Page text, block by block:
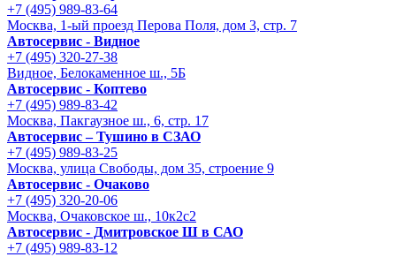
+7 (495) 989-83-64
Москва, 1-ый проезд Перова Поля, дом 3, стр. 7
Автосервис - Видное
+7 (495) 320-27-38
Видное, Белокаменное ш., 5Б
Автосервис - Коптево
+7 (495) 989-83-42
Москва, Пакгаузное ш., 6, стр. 17
Автосервис – Тушино в СЗАО
+7 (495) 989-83-25
Москва, улица Свободы, дом 35, строение 9
Автосервис - Очаково
+7 (495) 320-20-06
Москва, Очаковское ш., 10к2с2
Автосервис - Дмитровское Ш в САО
+7 (495) 989-83-12